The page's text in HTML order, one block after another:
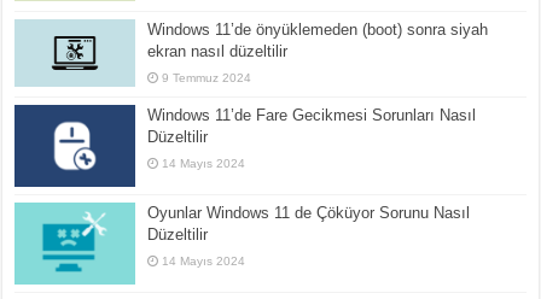
Windows 11’de önyüklemeden (boot) sonra siyah
ekran nasıl düzeltilir
9 Temmuz 2024
Windows 11’de Fare Gecikmesi Sorunları Nasıl
Düzeltilir
14 Mayıs 2024
Oyunlar Windows 11 de Çöküyor Sorunu Nasıl
Düzeltilir
14 Mayıs 2024